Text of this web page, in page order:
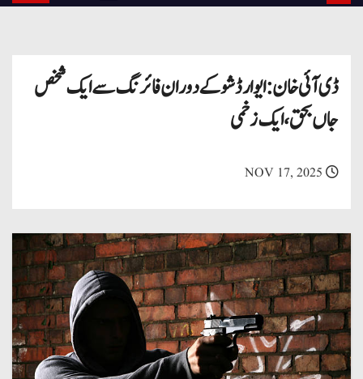
ڈی آئی خان: ایوارڈ شو کے دوران فائرنگ سے ایک شخص
جاں بحق، ایک زخمی
NOV 17, 2025